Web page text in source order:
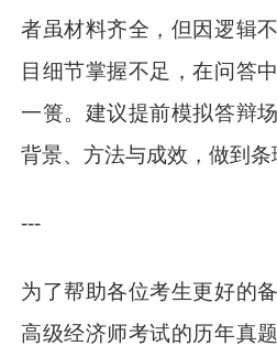
者虽材料齐全，但因逻辑
目细节掌握不足，在问答
一篑。建议提前模拟答辩
背景、方法与成效，做到条
---
为了帮助各位考生更好的
高级经济师考试的历年真